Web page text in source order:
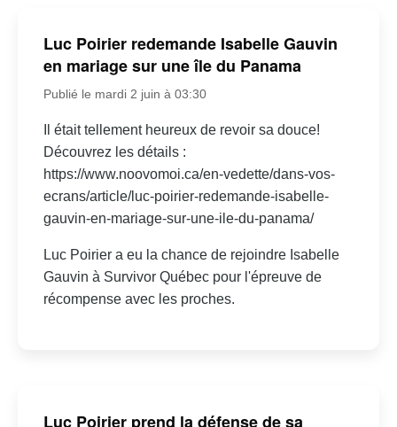
Luc Poirier redemande Isabelle Gauvin
en mariage sur une île du Panama
Publié le mardi 2 juin à 03:30
Il était tellement heureux de revoir sa douce!
Découvrez les détails :
https://www.noovomoi.ca/en-vedette/dans-vos-
ecrans/article/luc-poirier-redemande-isabelle-
gauvin-en-mariage-sur-une-ile-du-panama/
Luc Poirier a eu la chance de rejoindre Isabelle
Gauvin à Survivor Québec pour l'épreuve de
récompense avec les proches.
Luc Poirier prend la défense de sa